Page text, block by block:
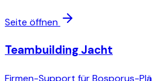
Seite öffnen
Teambuilding Jacht
Firmen-Support für Bosporus-